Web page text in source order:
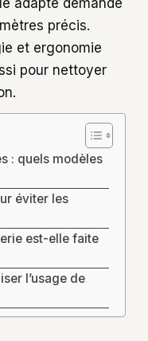
précis.
et ergonomie
pour nettoyer
: quels modèles
éviter les
est-elle faite
l’usage de